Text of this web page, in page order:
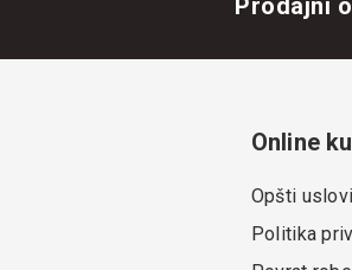
Online
Opšti uslovi
Politika